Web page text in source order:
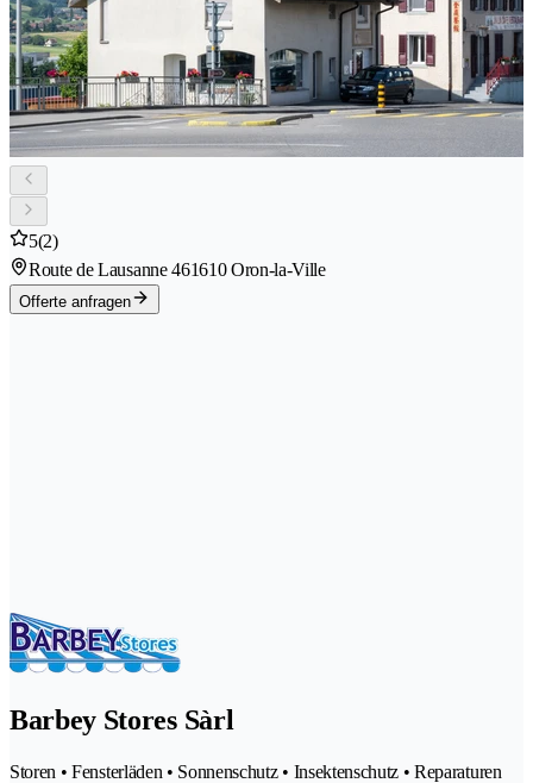
5(2)
Route de Lausanne 461610 Oron-la-Ville
Offerte anfragen
Barbey Stores Sàrl
Storen • Fensterläden • Sonnenschutz • Insektenschutz • Reparaturen